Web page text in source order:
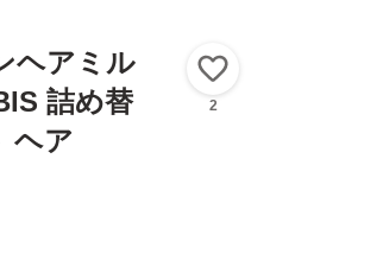
ヘアミル
詰め替
ヘア
2